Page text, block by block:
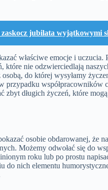
jubilata wyjątkowymi
właściwe emocje i uczucia.
które nie odzwierciedlają
do której wysyłamy
przypadku współpracowników
długich życzeń, które
osobie obdarowanej, że
Możemy odwołać się do
roku lub po prostu
do nich elementu